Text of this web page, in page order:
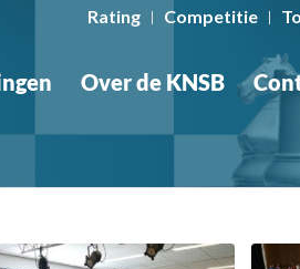
Rating Competitie
Over de KNSB